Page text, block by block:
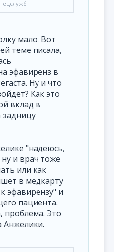
мало. Вот
теме писала,
эфавиренз в
Ну и что
Как это
вклад в
"надеюсь,
и врач тоже
или как
в медкарту
эфавирензу" и
пациента.
проблема. Это
Анжелики.